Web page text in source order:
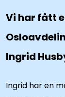
Vi har fått
Ingrid
Ingrid har en